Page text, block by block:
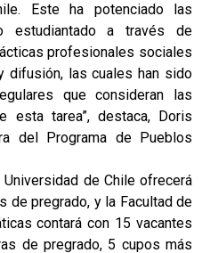
Este ha potenciado las
estudiantado a través de
profesionales sociales
difusión, las cuales han sido
que consideran las
esta tarea”, destaca, Doris
del Programa de Pueblos
de Chile ofrecerá
de pregrado, y la Facultad de
contará con 15 vacantes
de pregrado, 5 cupos más